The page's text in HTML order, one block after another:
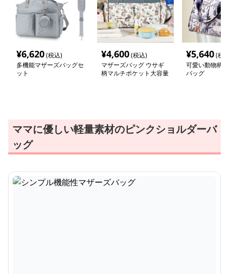
¥6,620(税込)
多機能マザーズバッグセ
ット
¥4,600(税込)
マザーズバッグ ウサギ
柄マルチポケット大容量
¥5,640(税
可愛い動物柄
バッグ
ママに優しい軽量素材のピンクショルダーバ
ッグ